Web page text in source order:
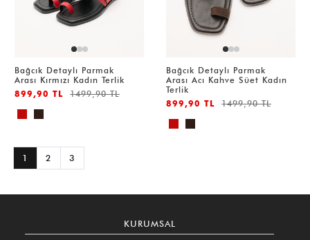
Bağcık Detaylı Parmak
Arası Kırmızı Kadın Terlik
899,90 TL
1499,90 TL
Bağcık Detaylı Parmak
Arası Acı Kahve Süet Kadın
Terlik
899,90 TL
1499,90 TL
1 2 3
KURUMSAL